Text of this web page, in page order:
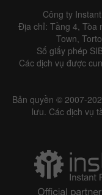
Details about the
History
Công ty
Địa chỉ: Tầng 4, Tòa
Town,
Số giấy phép
Các dịch vụ được
Bản quyền © 2007-
lưu. Các dịch vụ